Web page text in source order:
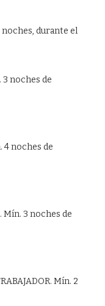
durante el
3 noches de
4 noches de
Mín. 3 noches de
Mín. 2